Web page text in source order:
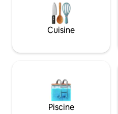
et calme, idéale pour ceux qui
recherchent de l'espace, du
de la liberté.
Cuisine
Piscine